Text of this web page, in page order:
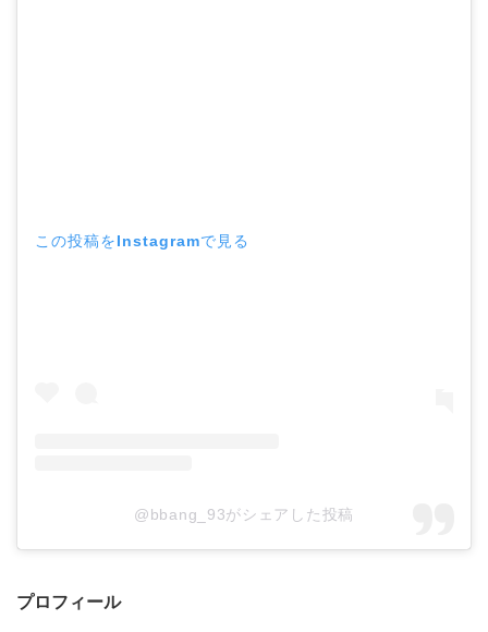
この投稿をInstagramで見る
@bbang_93がシェアした投稿
プロフィール